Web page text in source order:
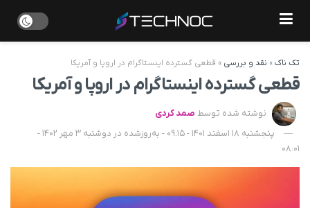
تک ناک» نقد و بررسی » قطعی گسترده اینستاگرام در اروپا و آمریکا
قطعی گسترده اینستاگرام در اروپا و آمریکا
نوشته شده توسط صمد کردی
پنجشنبه 18 اسفند 1401 - 09:15 - به‌روزشده در دوشنبه 3 مهر 1402 -
08:01